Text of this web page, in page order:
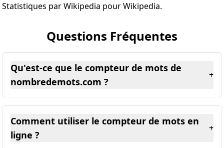
Statistiques par Wikipedia pour Wikipedia.
Questions Fréquentes
Qu'est-ce que le compteur de mots de
nombredemots.com ?
+
Comment utiliser le compteur de mots en
ligne ?
+